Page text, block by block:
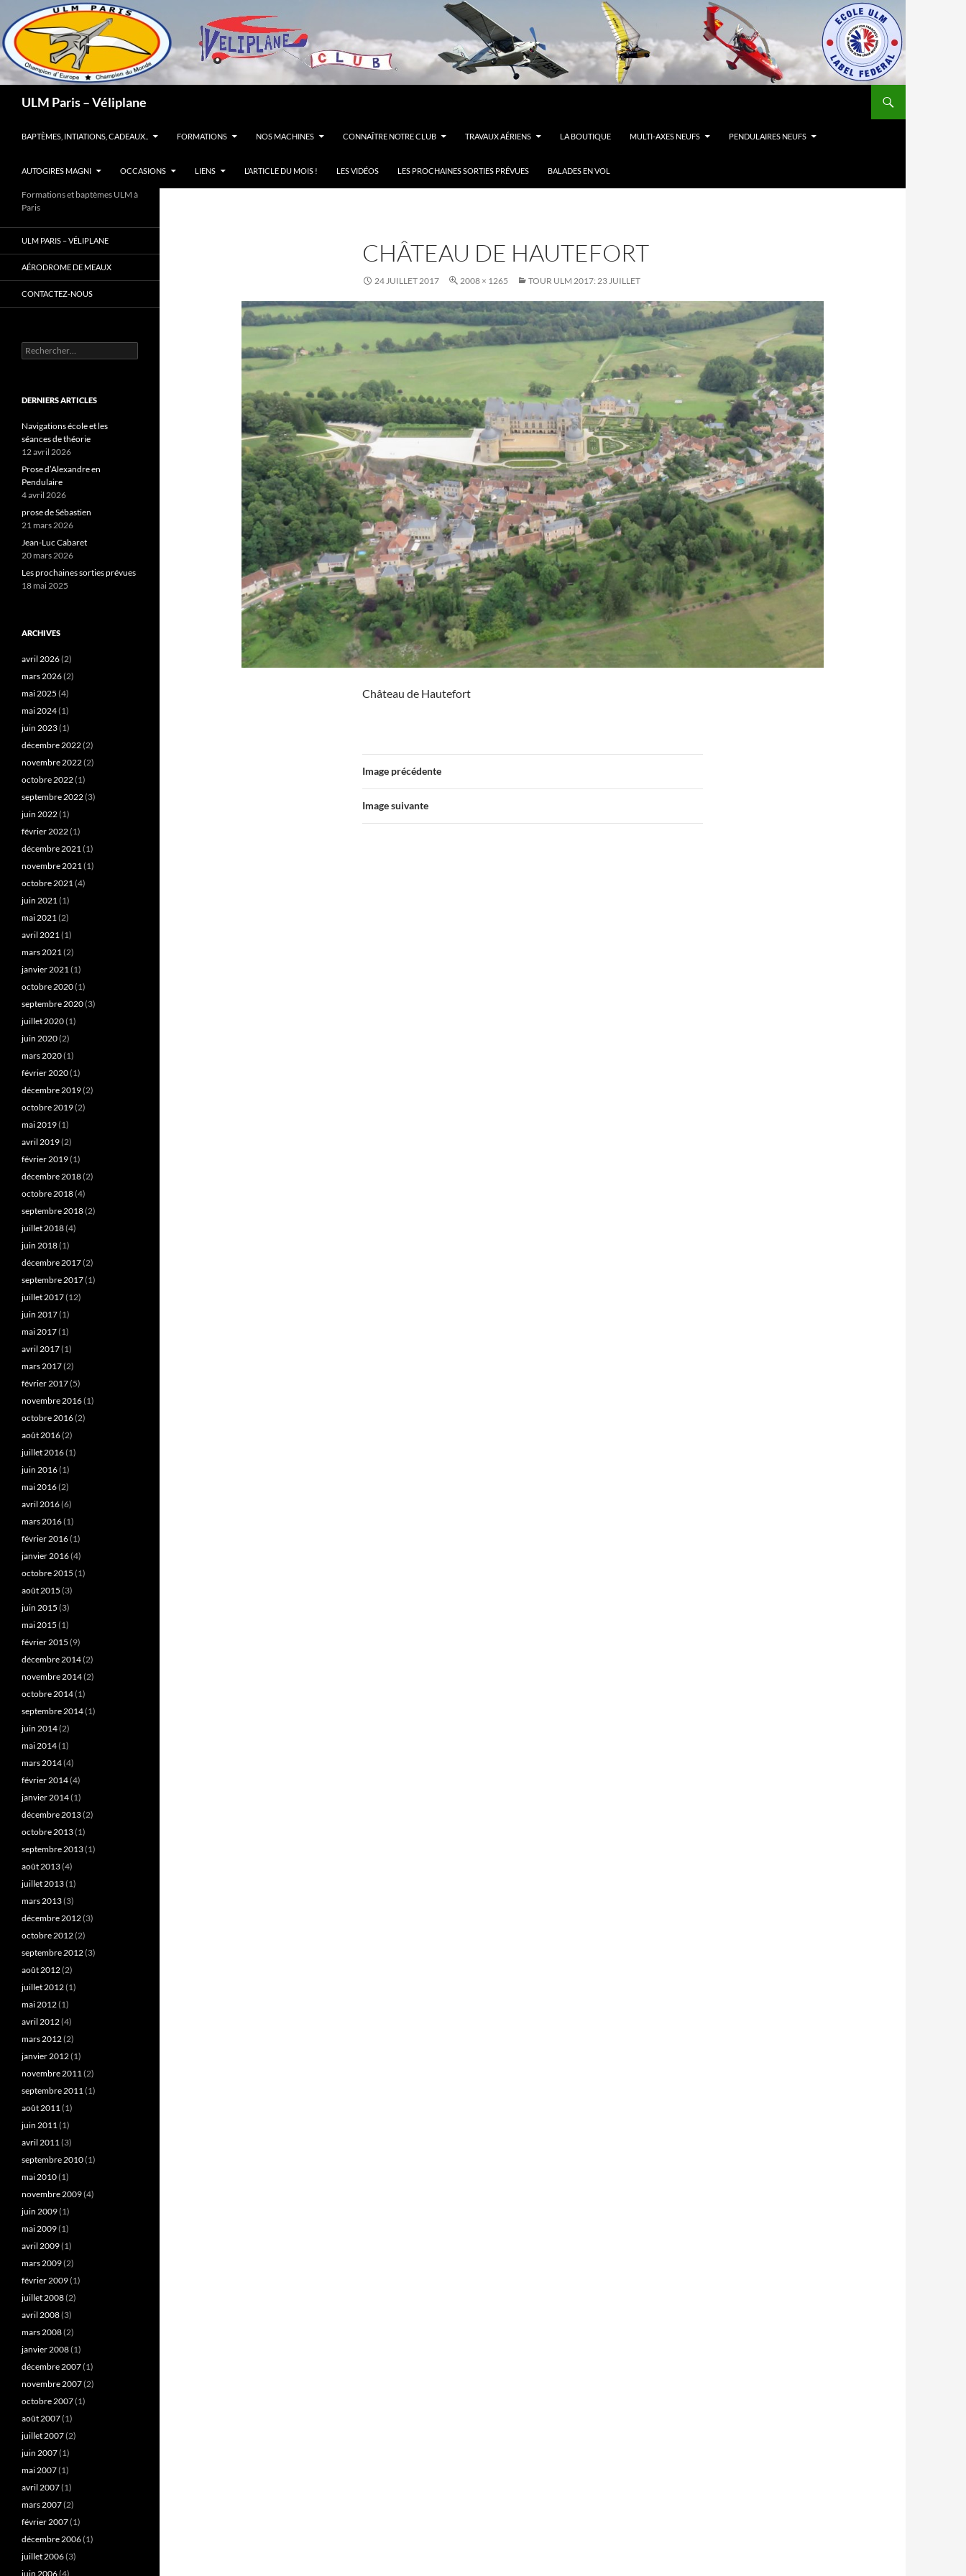
ULM Paris – Véliplane
BAPTÈMES, INTIATIONS, CADEAUX..
FORMATIONS NOS MACHINES CONNAÎTRE NOTRE CLUB TRAVAUX AÉRIENS LA BOUTIQUE MULTI-AXES NEUFS PENDULAIRES NEUFS
AUTOGIRES MAGNI OCCASIONS LIENS L’ARTICLE DU MOIS ! LES VIDÉOS LES PROCHAINES SORTIES PRÉVUES BALADES EN VOL
CHÂTEAU DE HAUTEFORT
24 JUILLET 2017 2008 × 1265 TOUR ULM 2017: 23 JUILLET
Château de Hautefort
Image précédente
Image suivante
Formations et baptèmes ULM à
Paris
ULM PARIS – VÉLIPLANE
AÉRODROME DE MEAUX
CONTACTEZ-NOUS
Rechercher :
DERNIERS ARTICLES
Navigations école et les
séances de théorie
12 avril 2026
Prose d’Alexandre en
Pendulaire
4 avril 2026
prose de Sébastien
21 mars 2026
Jean-Luc Cabaret
20 mars 2026
Les prochaines sorties prévues
18 mai 2025
ARCHIVES
avril 2026(2)
mars 2026(2)
mai 2025 (4)
mai 2024(1)
juin 2023(1)
décembre 2022(2)
novembre 2022(2)
octobre 2022(1)
septembre 2022(3)
juin 2022(1)
février 2022(1)
décembre 2021(1)
novembre 2021(1)
octobre 2021(4)
juin 2021(1)
mai 2021(2)
avril 2021(1)
mars 2021(2)
janvier 2021(1)
octobre 2020(1)
septembre 2020(3)
juillet 2020(1)
juin 2020(2)
mars 2020(1)
février 2020(1)
décembre 2019(2)
octobre 2019(2)
mai 2019(1)
avril 2019(2)
février 2019(1)
décembre 2018(2)
octobre 2018(4)
septembre 2018(2)
juillet 2018(4)
juin 2018(1)
décembre 2017(2)
septembre 2017(1)
juillet 2017(12)
juin 2017(1)
mai 2017(1)
avril 2017(1)
mars 2017(2)
février 2017(5)
novembre 2016(1)
octobre 2016(2)
août 2016(2)
juillet 2016(1)
juin 2016(1)
mai 2016(2)
avril 2016(6)
mars 2016(1)
février 2016(1)
janvier 2016(4)
octobre 2015 (1)
août 2015 (3)
juin 2015 (3)
mai 2015 (1)
février 2015 (9)
décembre 2014(2)
novembre 2014(2)
octobre 2014(1)
septembre 2014(1)
juin 2014(2)
mai 2014(1)
mars 2014(4)
février 2014(4)
janvier 2014(1)
décembre 2013(2)
octobre 2013(1)
septembre 2013(1)
août 2013(4)
juillet 2013(1)
mars 2013(3)
décembre 2012(3)
octobre 2012(2)
septembre 2012(3)
août 2012(2)
juillet 2012(1)
mai 2012(1)
avril 2012(4)
mars 2012(2)
janvier 2012(1)
novembre 2011(2)
septembre 2011(1)
août 2011(1)
juin 2011(1)
avril 2011(3)
septembre 2010(1)
mai 2010(1)
novembre 2009(4)
juin 2009(1)
mai 2009(1)
avril 2009(1)
mars 2009(2)
février 2009(1)
juillet 2008(2)
avril 2008(3)
mars 2008(2)
janvier 2008(1)
décembre 2007(1)
novembre 2007(2)
octobre 2007(1)
août 2007(1)
juillet 2007(2)
juin 2007(1)
mai 2007(1)
avril 2007(1)
mars 2007(2)
février 2007(1)
décembre 2006(1)
juillet 2006(3)
juin 2006(4)